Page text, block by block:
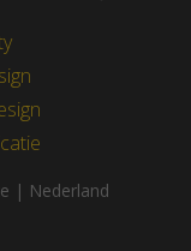
| Nederland